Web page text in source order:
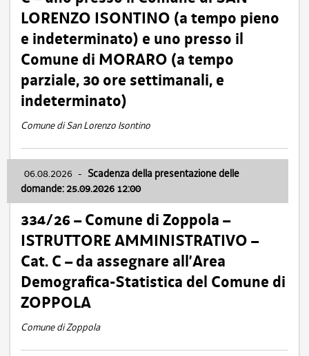
LORENZO ISONTINO (a tempo pieno
e indeterminato) e uno presso il
Comune di MORARO (a tempo
parziale, 30 ore settimanali, e
indeterminato)
Comune di San Lorenzo Isontino
06.08.2026 - Scadenza della presentazione delle
domande: 25.09.2026 12:00
334/26 – Comune di Zoppola –
ISTRUTTORE AMMINISTRATIVO –
Cat. C – da assegnare all’Area
Demografica-Statistica del Comune di
ZOPPOLA
Comune di Zoppola